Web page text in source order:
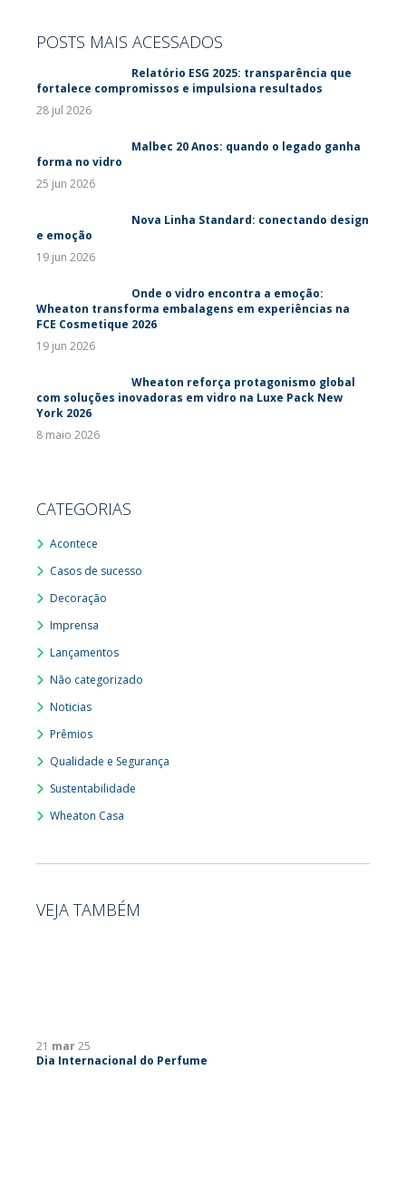
POSTS MAIS ACESSADOS
Relatório ESG 2025: transparência que
fortalece compromissos e impulsiona resultados
28 jul 2026
Malbec 20 Anos: quando o legado ganha
forma no vidro
25 jun 2026
Nova Linha Standard: conectando design
e emoção
19 jun 2026
Onde o vidro encontra a emoção:
Wheaton transforma embalagens em experiências na
FCE Cosmetique 2026
19 jun 2026
Wheaton reforça protagonismo global
com soluções inovadoras em vidro na Luxe Pack New
York 2026
8 maio 2026
CATEGORIAS
Acontece
Casos de sucesso
Decoração
Imprensa
Lançamentos
Não categorizado
Noticias
Prêmios
Qualidade e Segurança
Sustentabilidade
Wheaton Casa
VEJA TAMBÉM
21 mar25
Dia Internacional do Perfume